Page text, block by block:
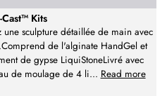
Kits
une sculpture détaillée de main avec
de l'alginate HandGel et
de gypse LiquiStoneLivré avec
de moulage de 4 li... Read more